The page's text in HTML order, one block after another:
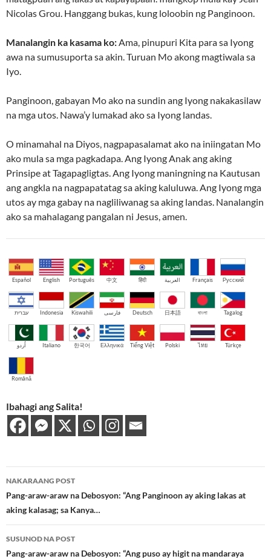
Nicolas Grou. Hanggang bukas, kung loloobin ng Panginoon.
Manalangin ka kasama ko:Ama, pinupuri Kita para sa Iyong
awa na sumusuporta sa akin. Turuan Mo akong magtiwala sa
Iyo.
Panginoon, gabayan Mo ako na sundin ang Iyong nakakasilaw
na mga utos. Nawa’y lumakad ako sa Iyong landas.
O minamahal na Diyos, nagpapasalamat ako na iniingatan Mo
ako mula sa mga pagkadapa. Ang Iyong Anak ang aking
Prinsipe at Tagapagligtas. Ang Iyong maningning na Kautusan
ang angkla na nagpapatatag sa aking kaluluwa. Ang Iyong mga
utos ay mga gabay na nagliliwanag sa aking landas. Nanalangin
ako sa mahalagang pangalan ni Jesus, amen.
Español English Português 中文 हिंदी العربية Français Русский
עברית Indonesia Kiswahili فارسی Deutsch 日本語 বাংলা Tagalog
اُردو Italiano 한국어 Ελληνικά Tiếng Việt Polski ไทย Türkçe
Română
Ibahagi ang Salita!
Post
navigation
NAKARAANG POST
Pang-araw-araw na Debosyon: “Ang Panginoon ay aking lakas at
aking kalasag; sa Kanya…
SUSUNOD NA POST
Pang-araw-araw na Debosyon: “Ang puso ay higit na mandaraya